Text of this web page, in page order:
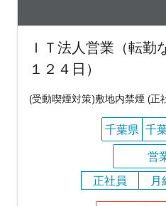
ＩＴ法人営業（転勤
１２４日）
(受動喫煙対策)敷地内禁煙 (正
千葉県 千
営
正社員
月